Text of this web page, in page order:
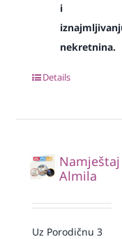
i
nekretnina.
Details
Namještaj
Almila
Uz Porodičnu 3